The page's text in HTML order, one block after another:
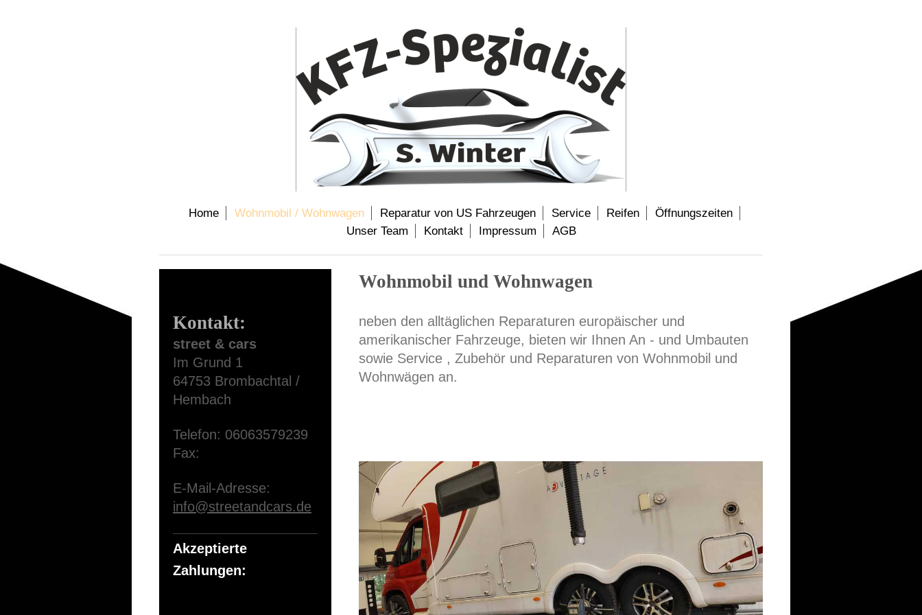
Home Wohnmobil / Wohnwagen Reparatur von US Fahrzeugen Service Reifen
Öffnungszeiten
Unser Team
Kontakt Impressum AGB
Wohnmobil und Wohnwagen
neben den alltäglichen Reparaturen europäischer und
amerikanischer Fahrzeuge, bieten wir Ihnen An - und Umbauten
sowie Service , Zubehör und Reparaturen von Wohnmobil und
Wohnwägen an.
Kontakt:
street & cars
Im Grund 1
64753 Brombachtal /
Hembach
Telefon: 06063579239
Fax:
E-Mail-Adresse:
info@streetandcars.de
Akzeptierte
Zahlungen: